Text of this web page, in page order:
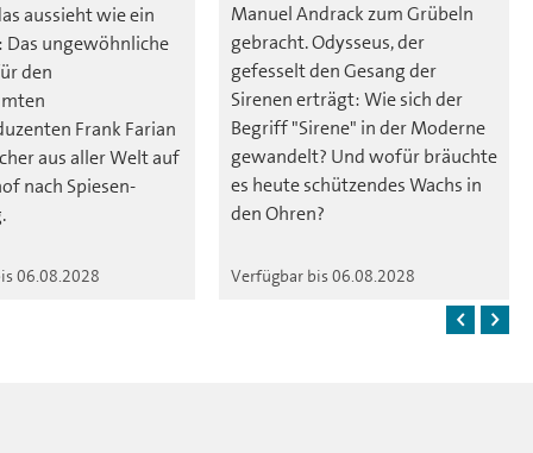
aussieht wie ein
ungewöhnliche
den
Frank Farian
aus aller Welt auf
nach Spiesen-
06.08.2028
Manuel Andrack zum Grübeln
gebracht. Odysseus, der
gefesselt den Gesang der
Sirenen erträgt: Wie sich der
Begriff "Sirene" in der Moderne
gewandelt? Und wofür bräuchte
es heute schützendes Wachs in
den Ohren?
Verfügbar bis 06.08.2028